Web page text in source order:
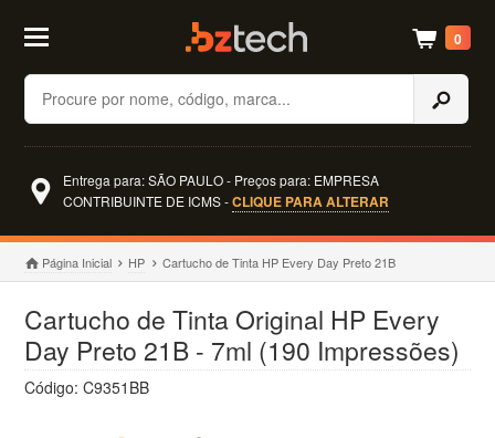
Buscar
0
Entrega para: SÃO PAULO - Preços para: EMPRESA
CONTRIBUINTE DE ICMS -CLIQUE PARA ALTERAR
Página Inicial HP Cartucho de Tinta HP Every Day Preto 21B
Cartucho de Tinta Original HP Every
Day Preto 21B - 7ml (190 Impressões)
Código: C9351BB